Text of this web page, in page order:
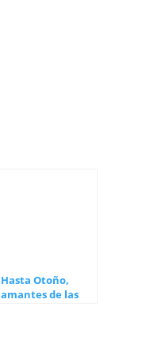
Hasta Otoño,
amantes de las